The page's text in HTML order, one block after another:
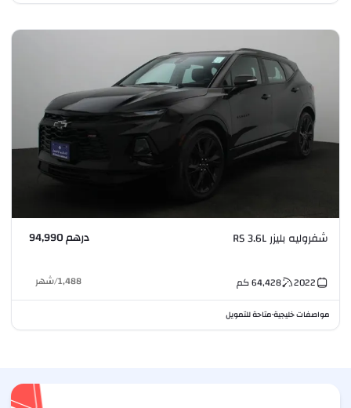
شفروليه بليزر RS 3.6L درهم 94,990
2022
64,428كم 1,488
/شهر
مواصفات خليجية•متاحة للتمويل